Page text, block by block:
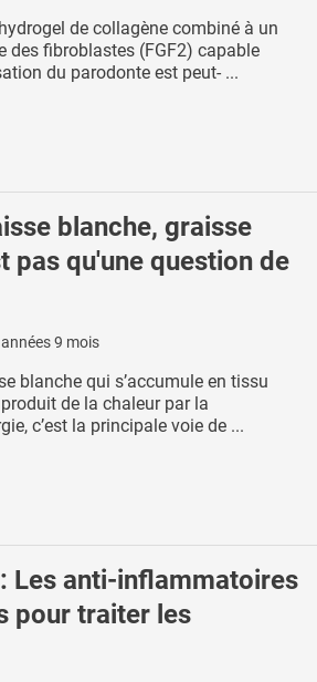
de collagène combiné à un
des fibroblastes (FGF2) capable
du parodonte est peut- ...
blanche, graisse
pas qu'une question de
9 mois
blanche qui s’accumule en tissu
de la chaleur par la
c’est la principale voie de ...
Les anti-inflammatoires
pour traiter les